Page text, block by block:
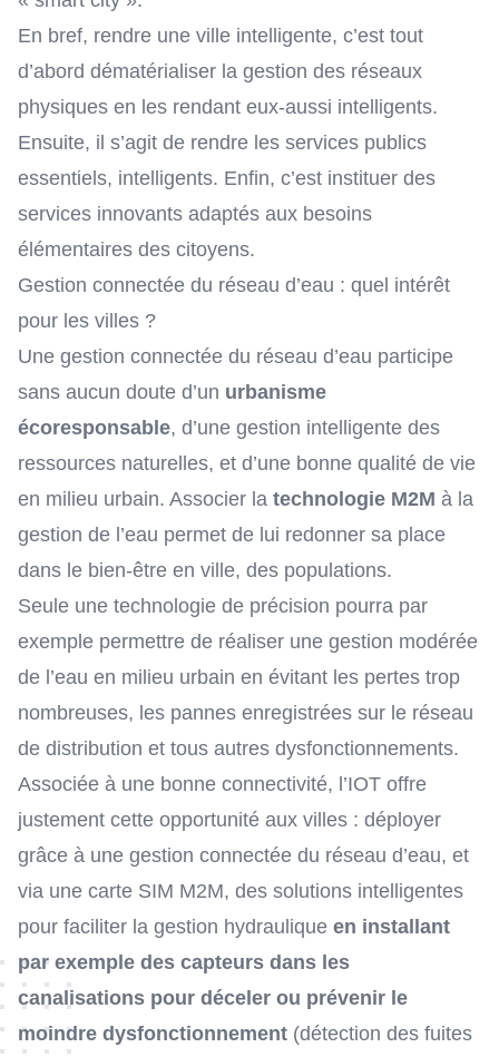
En bref, rendre une ville intelligente, c’est tout
d’abord dématérialiser la gestion des réseaux
physiques en les rendant eux-aussi intelligents.
Ensuite, il s’agit de rendre les services publics
essentiels, intelligents. Enfin, c’est instituer des
services innovants adaptés aux besoins
élémentaires des citoyens.
Gestion connectée du réseau d’eau : quel intérêt
pour les villes ?
Une gestion connectée du réseau d’eau participe
sans aucun doute d’un urbanisme
écoresponsable, d’une gestion intelligente des
ressources naturelles, et d’une bonne qualité de vie
en milieu urbain. Associer la technologie M2M à la
gestion de l’eau permet de lui redonner sa place
dans le bien-être en ville, des populations.
Seule une technologie de précision pourra par
exemple permettre de réaliser une gestion modérée
de l’eau en milieu urbain en évitant les pertes trop
nombreuses, les pannes enregistrées sur le réseau
de distribution et tous autres dysfonctionnements.
Associée à une bonne connectivité, l’IOT offre
justement cette opportunité aux villes : déployer
grâce à une gestion connectée du réseau d’eau, et
via une carte SIM M2M, des solutions intelligentes
pour faciliter la gestion hydraulique en installant
par exemple des capteurs dans les
canalisations pour déceler ou prévenir le
moindre dysfonctionnement (détection des fuites